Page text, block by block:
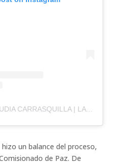
A post shared by CLAUDIA CARRASQUILLA | LA DAMA DE HIERRO (@claudiacarrasq)
un balance del proceso,
de Paz. De